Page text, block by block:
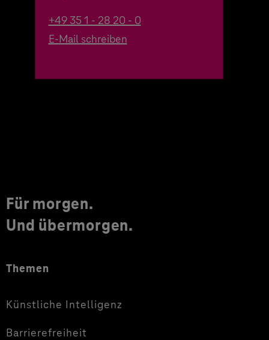
+49 35 1 - 28 20 - 0
E-Mail schreiben
Für morgen.
Und übermorgen.
Themen
Künstliche Intelligenz
Barrierefreiheit